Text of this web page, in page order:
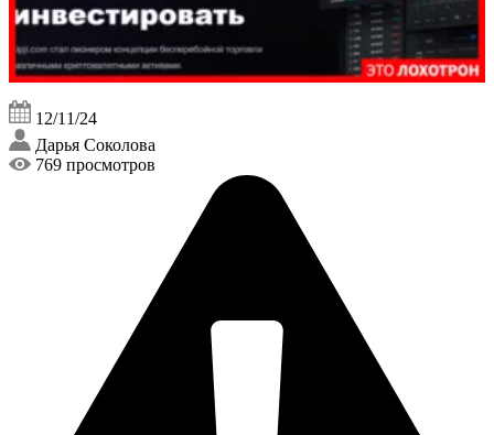
12/11/24
Дарья Соколова
769 просмотров